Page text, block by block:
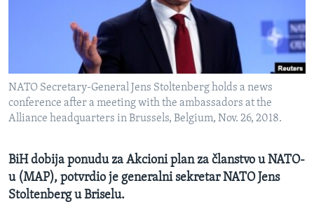
O GLASU AMERIKE
Learning English
PRATITE NAS
Jezici
NATO Secretary-General Jens Stoltenberg holds a news
conference after a meeting with the ambassadors at the
Alliance headquarters in Brussels, Belgium, Nov. 26, 2018.
BiH dobija ponudu za Akcioni plan za članstvo u NATO-
u (MAP), potvrdio je generalni sekretar NATO Jens
Stoltenberg u Briselu.